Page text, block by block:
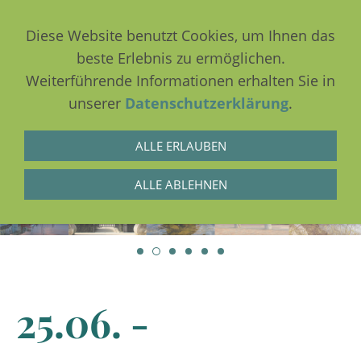
NAVIGATION EINBLENDEN
25.06. -
Diese Website benutzt Cookies, um Ihnen das
beste Erlebnis zu ermöglichen.
Weiterführende Informationen erhalten Sie in
unserer Datenschutzerklärung.
ALLE ERLAUBEN
ALLE ABLEHNEN